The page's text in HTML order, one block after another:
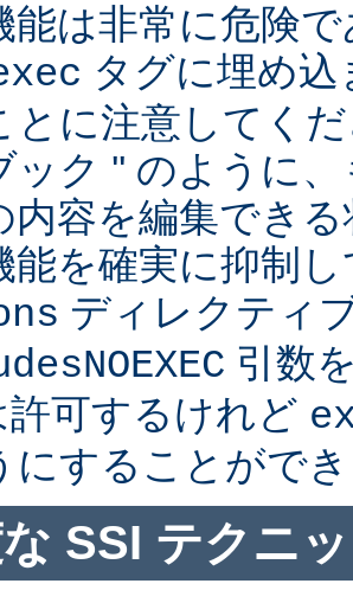
能は非常に危険
タグに埋め
とに注意してく
ック '' のように
内容を編集でき
能を確実に抑制
ディレクティ
引数
許可するけれど
にすることがで
SSI テクニ